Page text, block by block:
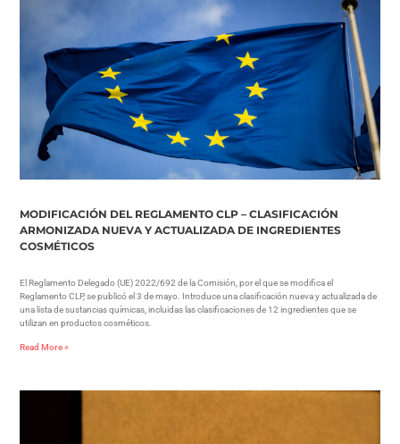
MODIFICACIÓN DEL REGLAMENTO CLP – CLASIFICACIÓN
ARMONIZADA NUEVA Y ACTUALIZADA DE INGREDIENTES
COSMÉTICOS
El Reglamento Delegado (UE) 2022/692 de la Comisión, por el que se modifica el
Reglamento CLP, se publicó el 3 de mayo. Introduce una clasificación nueva y actualizada de
una lista de sustancias químicas, incluidas las clasificaciones de 12 ingredientes que se
utilizan en productos cosméticos.
Read More »